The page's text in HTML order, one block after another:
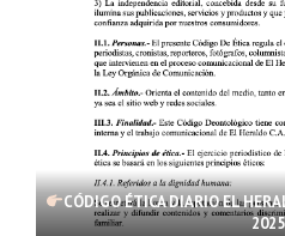
CÓDIGO ÉTICA DIARIO EL
2025